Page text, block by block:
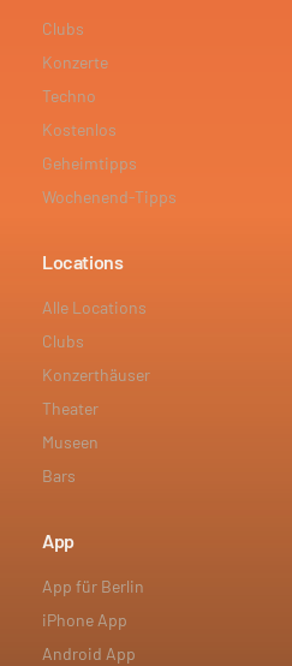
Clubs
Konzerte
Techno
Kostenlos
Geheimtipps
Wochenend-Tipps
Locations
Alle Locations
Clubs
Konzerthäuser
Theater
Museen
Bars
App
App für Berlin
iPhone App
Android App